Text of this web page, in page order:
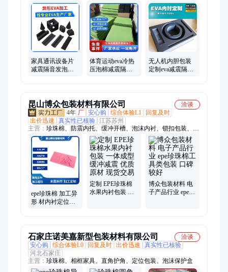
家具通讯设备片
减震隔音发泡材
体育运动eva冷热
压泡棉减震隔音
无人机内胆包装
定制eva减震隔音
昆山博众包装材料有限公司
洽谈
4年 厂 安心购 综合体验L1
回复及时
出价迅速
真实性已核验 江苏苏州
主营： 珍珠棉、防震内托、缓冲开槽、泡沫内衬、锁扣包装、包
装材料、防震物流包装、快递防护包装、防震缓冲材料、防摔泡
棉包装、防震内衬包装盒、缓冲泡棉、内托内胆、塑料泡沫板、
防震泡沫板、异形泡沫板、防滑抗压内垫
epe珍珠棉 加工异
形 材内衬定位包
定制 EPE珍珠棉
水果内衬包装 一
博众包装材料 电
子产品行业 epe珍
石家庄诺美嘉新型包装材料有限公司
洽谈
安心购
综合体验L0 回复及时 出价迅速
真实性已核验
河北石家庄
主营： 珍珠棉、相框家具、直角护角、定位包装、泡沫保护盒